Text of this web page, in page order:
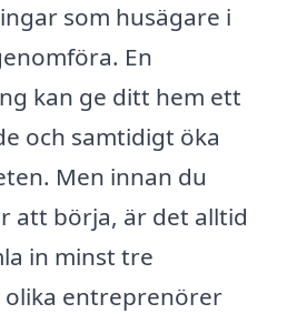
som husägare i
En
kan ge ditt hem ett
och samtidigt öka
Men innan du
att börja, är det alltid
in minst tre
entreprenörer